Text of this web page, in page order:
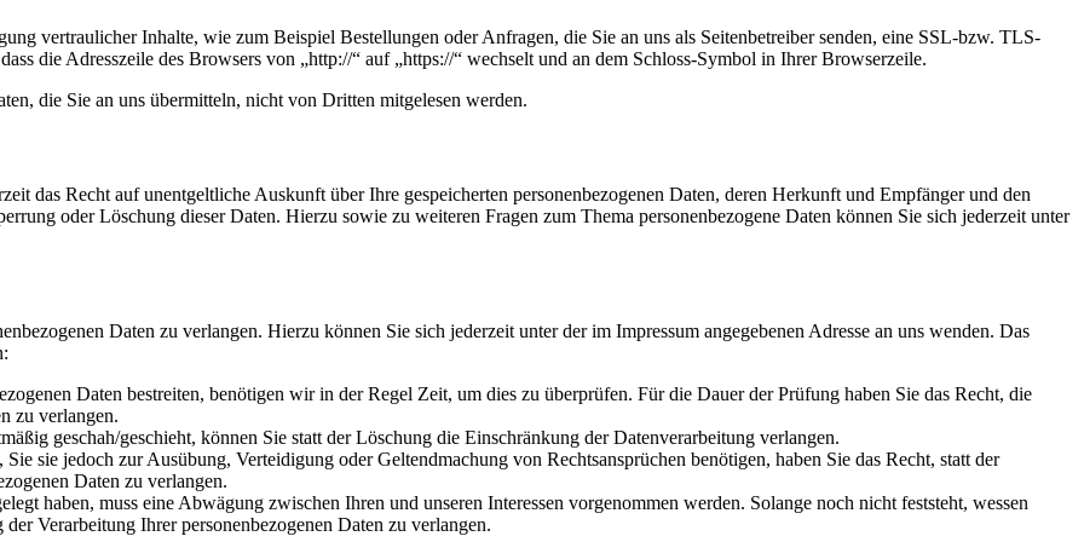
vertraulicher Inhalte, wie zum Beispiel Bestellungen oder Anfragen, die Sie an uns als Seitenbetreiber senden, eine SSL-bzw. TLS-
die Adresszeile des Browsers von „http://“ auf „https://“ wechselt und an dem Schloss-Symbol in Ihrer Browserzeile.
die Sie an uns übermitteln, nicht von Dritten mitgelesen werden.
das Recht auf unentgeltliche Auskunft über Ihre gespeicherten personenbezogenen Daten, deren Herkunft und Empfänger und den
oder Löschung dieser Daten. Hierzu sowie zu weiteren Fragen zum Thema personenbezogene Daten können Sie sich jederzeit unter
Daten zu verlangen. Hierzu können Sie sich jederzeit unter der im Impressum angegebenen Adresse an uns wenden. Das
Daten bestreiten, benötigen wir in der Regel Zeit, um dies zu überprüfen. Für die Dauer der Prüfung haben Sie das Recht, die
zu verlangen.
geschah/geschieht, können Sie statt der Löschung die Einschränkung der Datenverarbeitung verlangen.
sie jedoch zur Ausübung, Verteidigung oder Geltendmachung von Rechtsansprüchen benötigen, haben Sie das Recht, statt der
Daten zu verlangen.
haben, muss eine Abwägung zwischen Ihren und unseren Interessen vorgenommen werden. Solange noch nicht feststeht, wessen
Verarbeitung Ihrer personenbezogenen Daten zu verlangen.